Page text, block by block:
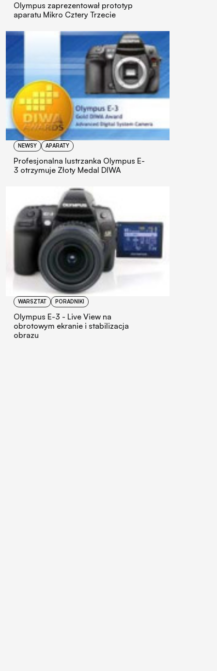
Olympus zaprezentował prototyp
aparatu Mikro Cztery Trzecie
NEWSY APARATY
Profesjonalna lustrzanka Olympus E-
3 otrzymuje Złoty Medal DIWA
WARSZTAT PORADNIKI
Olympus E-3 - Live View na
obrotowym ekranie i stabilizacja
obrazu